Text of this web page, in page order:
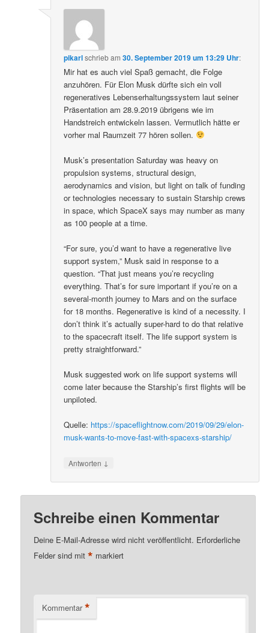
pikarlschriebam30. September 2019 um 13:29 Uhr:
Mir hat es auch viel Spaß gemacht, die Folge
anzuhören. Für Elon Musk dürfte sich ein voll
regeneratives Lebenserhaltungssystem laut seiner
Präsentation am 28.9.2019 übrigens wie im
Handstreich entwickeln lassen. Vermutlich hätte er
vorher mal Raumzeit 77 hören sollen.
Musk’s presentation Saturday was heavy on
propulsion systems, structural design,
aerodynamics and vision, but light on talk of funding
or technologies necessary to sustain Starship crews
in space, which SpaceX says may number as many
as 100 people at a time.
“For sure, you’d want to have a regenerative live
support system,” Musk said in response to a
question. “That just means you’re recycling
everything. That’s for sure important if you’re on a
several-month journey to Mars and on the surface
for 18 months. Regenerative is kind of a necessity. I
don’t think it’s actually super-hard to do that relative
to the spacecraft itself. The life support system is
pretty straightforward.”
Musk suggested work on life support systems will
come later because the Starship’s first flights will be
unpiloted.
Quelle: https://spaceflightnow.com/2019/09/29/elon-
musk-wants-to-move-fast-with-spacexs-starship/
Antworten ↓
Schreibe einen Kommentar
Deine E-Mail-Adresse wird nicht veröffentlicht. Erforderliche
Felder sind mit* markiert
Kommentar *